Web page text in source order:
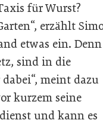
für Wurst?
erzählt
etwas ein.
sind in die
meint dazu
kurzem seine
und kann es